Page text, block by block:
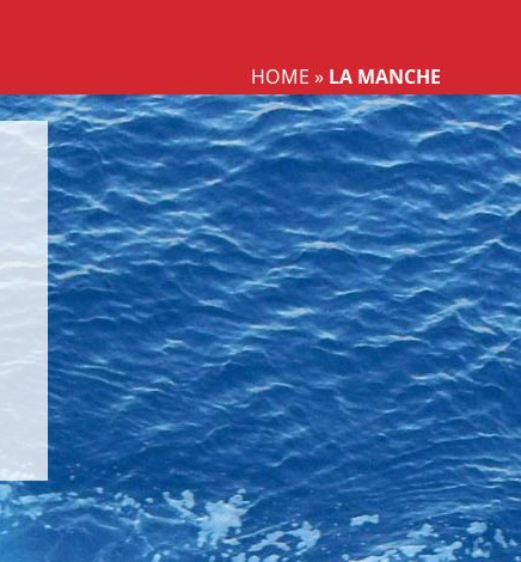
HOME » LA MANCHE